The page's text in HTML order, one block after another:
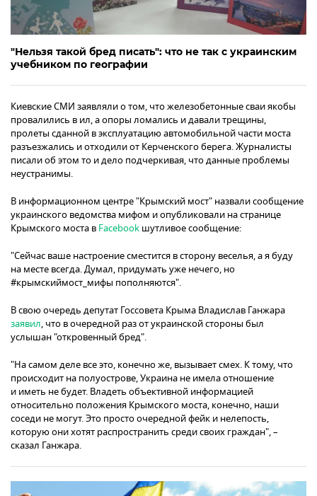
"Нельзя такой бред писать": что не так с украинским
учебником по географии
Киевские СМИ заявляли о том, что железобетонные сваи якобы
провалились в ил, а опоры ломались и давали трещины,
пролеты сданной в эксплуатацию автомобильной части моста
разъезжались и отходили от Керченского берега. Журналисты
писали об этом то и дело подчеркивая, что данные проблемы
неустранимы.
В информационном центре "Крымский мост" назвали сообщение
украинского ведомства мифом и опубликовали на странице
Крымского моста в Facebook шутливое сообщение:
"Сейчас ваше настроение сместится в сторону веселья, а я буду
на месте всегда. Думал, придумать уже нечего, но
#крымскиймост_мифы пополняются".
В свою очередь депутат Госсовета Крыма Владислав Ганжара
заявил, что в очередной раз от украинской стороны был
услышан "откровенный бред".
"На самом деле все это, конечно же, вызывает смех. К тому, что
происходит на полуострове, Украина не имела отношение
и иметь не будет. Владеть объективной информацией
относительно положения Крымского моста, конечно, наши
соседи не могут. Это просто очередной фейк и нелепость,
которую они хотят распространить среди своих граждан", –
сказал Ганжара.